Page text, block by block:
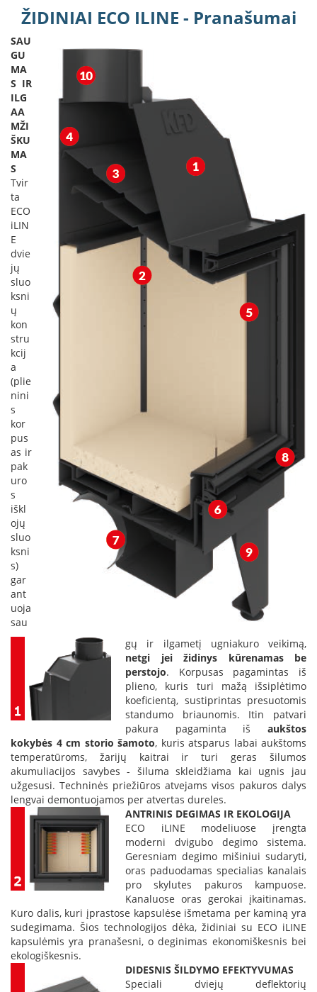
č
i
a
k
a
m
p
i
a
i
o
r
a
i
a
Ž
i
d
i
n
i
a
i
s
u
v
a
n
d
e
n
s
k
o
n
t
ū
r
u
Ž
i
d
i
n
a
i
l
a
Ž
i
d
o
e
l
ė
s
ŽIDINIAI ECO ILINE - Pranašumai
SAU
GU
MA
S IR
ILG
AA
MŽI
ŠKU
MA
S
Tvir
ta
ECO
iLIN
E
dvie
jų
sluo
ksni
ų
kon
stru
kcij
a
(plie
nini
s
kor
pus
as ir
pak
uro
s
iškl
ojų
sluo
ksni
s)
gar
ant
uoja
sau
gų ir ilgametį ugniakuro veikimą,
netgi jei židinys kūrenamas be
perstojo. Korpusas pagamintas iš
plieno, kuris turi mažą išsiplėtimo
koeficientą, sustiprintas presuotomis
standumo briaunomis. Itin patvari
pakura pagaminta iš aukštos
kokybės 4 cm storio šamoto, kuris atsparus labai aukštoms
temperatūroms, žarijų kaitrai ir turi geras šilumos
akumuliacijos savybes - šiluma skleidžiama kai ugnis jau
užgesusi. Techninės priežiūros atvejams visos pakuros dalys
lengvai demontuojamos per atvertas dureles.
ANTRINIS DEGIMAS IR EKOLOGIJA
ECO iLINE modeliuose įrengta
moderni dvigubo degimo sistema.
Geresniam degimo mišiniui sudaryti,
oras paduodamas specialias kanalais
pro skylutes pakuros kampuose.
Kanaluose oras gerokai įkaitinamas.
Kuro dalis, kuri įprastose kapsulėse išmetama per kaminą yra
sudegimama. Šios technologijos dėka, židiniai su ECO iLINE
kapsulėmis yra pranašesni, o deginimas ekonomiškesnis bei
ekologiškesnis.
DIDESNIS ŠILDYMO EFEKTYVUMAS
Speciali dviejų deflektorių